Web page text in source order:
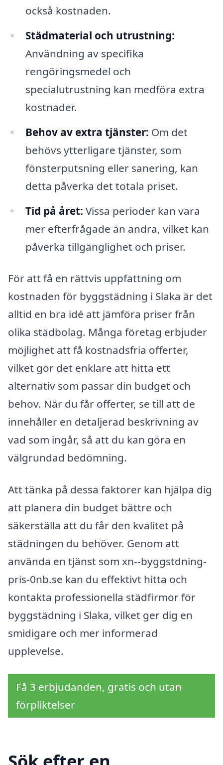
också kostnaden.
Städmaterial och utrustning:
Användning av specifika
rengöringsmedel och
specialutrustning kan medföra extra
kostnader.
Behov av extra tjänster: Om det
behövs ytterligare tjänster, som
fönsterputsning eller sanering, kan
detta påverka det totala priset.
Tid på året: Vissa perioder kan vara
mer efterfrågade än andra, vilket kan
påverka tillgänglighet och priser.
För att få en rättvis uppfattning om
kostnaden för byggstädning i Slaka är det
alltid en bra idé att jämföra priser från
olika städbolag. Många företag erbjuder
möjlighet att få kostnadsfria offerter,
vilket gör det enklare att hitta ett
alternativ som passar din budget och
behov. När du får offerter, se till att de
innehåller en detaljerad beskrivning av
vad som ingår, så att du kan göra en
välgrundad bedömning.
Att tänka på dessa faktorer kan hjälpa dig
att planera din budget bättre och
säkerställa att du får den kvalitet på
städningen du behöver. Genom att
använda en tjänst som xn--byggstdning-
pris-0nb.se kan du effektivt hitta och
kontakta professionella städfirmor för
byggstädning i Slaka, vilket ger dig en
smidigare och mer informerad
upplevelse.
Få 3 erbjudanden, gratis och utan
förpliktelser